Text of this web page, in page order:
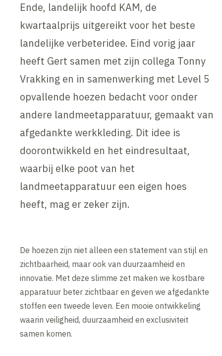
Ende, landelijk hoofd KAM, de
kwartaalprijs uitgereikt voor het beste
landelijke verbeteridee. Eind vorig jaar
heeft Gert samen met zijn collega Tonny
Vrakking en in samenwerking met Level 5
opvallende hoezen bedacht voor onder
andere landmeetapparatuur, gemaakt van
afgedankte werkkleding. Dit idee is
doorontwikkeld en het eindresultaat,
waarbij elke poot van het
landmeetapparatuur een eigen hoes
heeft, mag er zeker zijn.
De hoezen zijn niet alleen een statement van stijl en
zichtbaarheid, maar ook van duurzaamheid en
innovatie. Met deze slimme zet maken we kostbare
apparatuur beter zichtbaar en geven we afgedankte
stoffen een tweede leven. Een mooie ontwikkeling
waarin veiligheid, duurzaamheid en exclusiviteit
samen komen.